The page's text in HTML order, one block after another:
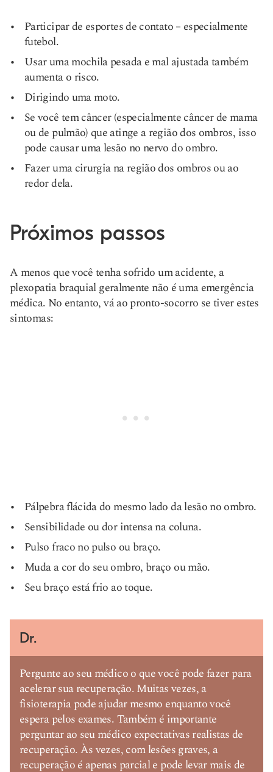
Participar de esportes de contato – especialmente
futebol.
Usar uma mochila pesada e mal ajustada também
aumenta o risco.
Dirigindo uma moto.
Se você tem câncer (especialmente câncer de mama
ou de pulmão) que atinge a região dos ombros, isso
pode causar uma lesão no nervo do ombro.
Fazer uma cirurgia na região dos ombros ou ao
redor dela.
Próximos passos
A menos que você tenha sofrido um acidente, a
plexopatia braquial geralmente não é uma emergência
médica. No entanto, vá ao pronto-socorro se tiver estes
sintomas:
Pálpebra flácida do mesmo lado da lesão no ombro.
Sensibilidade ou dor intensa na coluna.
Pulso fraco no pulso ou braço.
Muda a cor do seu ombro, braço ou mão.
Seu braço está frio ao toque.
Dr.
Pergunte ao seu médico o que você pode fazer para
acelerar sua recuperação. Muitas vezes, a
fisioterapia pode ajudar mesmo enquanto você
espera pelos exames. Também é importante
perguntar ao seu médico expectativas realistas de
recuperação. Às vezes, com lesões graves, a
recuperação é apenas parcial e pode levar mais de